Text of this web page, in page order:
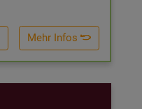
Mehr Infos